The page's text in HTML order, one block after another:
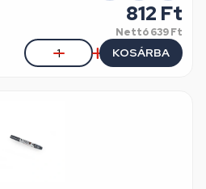
812 Ft
Nettó639 Ft
KOSÁRBA